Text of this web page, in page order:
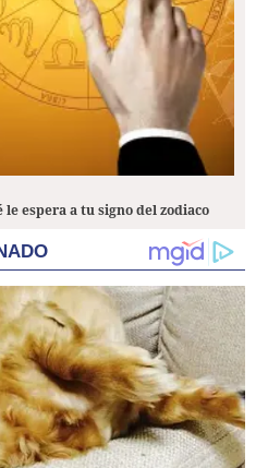
espera a tu signo del zodiaco